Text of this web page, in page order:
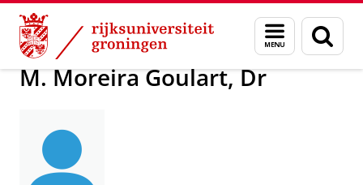
Skip
Content
Skip
Navigation
Menu
en
zoeken
Over ons M. Moreira Goulart, Dr
M. Moreira Goulart, Dr